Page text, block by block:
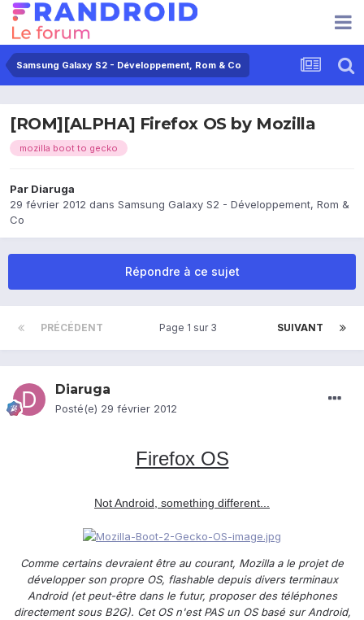
Samsung Galaxy S2 - Développement, Rom & Co
[ROM][ALPHA] Firefox OS by Mozilla
mozilla boot to gecko
Par Diaruga
29 février 2012 dans Samsung Galaxy S2 - Développement, Rom &
Co
Répondre à ce sujet
PRÉCÉDENT SUIVANT
Page 1 sur 3
Diaruga
Posté(e) 29 février 2012
Firefox OS
Not Android, something different...
Comme certains devraient être au courant, Mozilla a le projet de
développer son propre OS, flashable depuis divers terminaux
Android (et peut-être dans le futur, proposer des téléphones
directement sous B2G). Cet OS n'est PAS un OS basé sur Android,